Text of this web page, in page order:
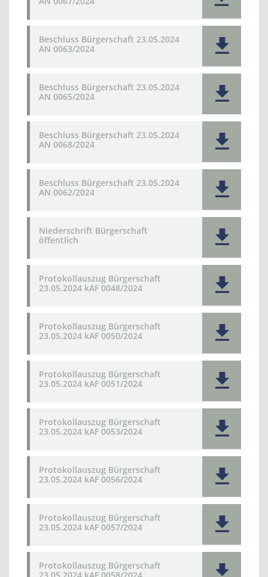
Beschluss Bürgerschaft 23.05.2024
AN 0063/2024
Beschluss Bürgerschaft 23.05.2024
AN 0065/2024
Beschluss Bürgerschaft 23.05.2024
AN 0068/2024
Beschluss Bürgerschaft 23.05.2024
AN 0062/2024
Niederschrift Bürgerschaft
öffentlich
Protokollauszug Bürgerschaft
23.05.2024 kAF 0048/2024
Protokollauszug Bürgerschaft
23.05.2024 kAF 0050/2024
Protokollauszug Bürgerschaft
23.05.2024 kAF 0051/2024
Protokollauszug Bürgerschaft
23.05.2024 kAF 0053/2024
Protokollauszug Bürgerschaft
23.05.2024 kAF 0056/2024
Protokollauszug Bürgerschaft
23.05.2024 kAF 0057/2024
Protokollauszug Bürgerschaft